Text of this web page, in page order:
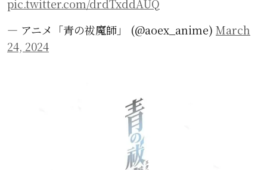
pic.twitter.com/drdTxddAUQ
— アニメ「青の祓魔師」 (@aoex_anime) March
24, 2024